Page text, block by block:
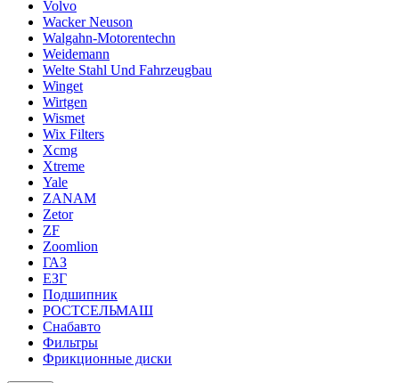
Volvo
Wacker Neuson
Walgahn-Motorentechn
Weidemann
Welte Stahl Und Fahrzeugbau
Winget
Wirtgen
Wismet
Wix Filters
Xcmg
Xtreme
Yale
ZANAM
Zetor
ZF
Zoomlion
ГАЗ
ЕЗГ
Подшипник
РОСТСЕЛЬМАШ
Снабавто
Фильтры
Фрикционные диски